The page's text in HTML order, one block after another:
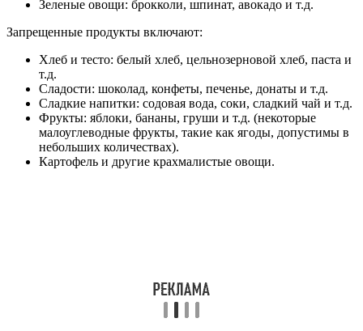
Зеленые овощи: брокколи, шпинат, авокадо и т.д.
Запрещенные продукты включают:
Хлеб и тесто: белый хлеб, цельнозерновой хлеб, паста и
т.д.
Сладости: шоколад, конфеты, печенье, донаты и т.д.
Сладкие напитки: содовая вода, соки, сладкий чай и т.д.
Фрукты: яблоки, бананы, груши и т.д. (некоторые
малоуглеводные фрукты, такие как ягоды, допустимы в
небольших количествах).
Картофель и другие крахмалистые овощи.